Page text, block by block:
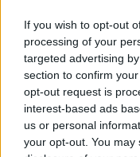
If you wish to opt-out
processing of your
targeted advertising
section to confirm
opt-out request is
interest-based ads
us or personal
your opt-out. You
Biden, primo
Papa Bergoglio vedrà
Bennet, un giorno in
Il ritorno dei talebani
​La lenta agonia del
Sudafrica, è allarme
Usa di nuovo al
L’appuntamento di